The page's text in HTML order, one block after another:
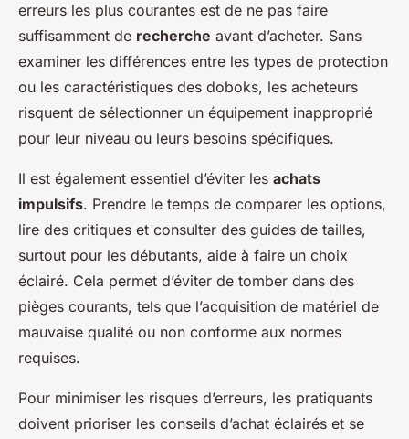
erreurs les plus courantes est de ne pas faire
suffisamment de recherche avant d’acheter. Sans
examiner les différences entre les types de protection
ou les caractéristiques des doboks, les acheteurs
risquent de sélectionner un équipement inapproprié
pour leur niveau ou leurs besoins spécifiques.
Il est également essentiel d’éviter les achats
impulsifs. Prendre le temps de comparer les options,
lire des critiques et consulter des guides de tailles,
surtout pour les débutants, aide à faire un choix
éclairé. Cela permet d’éviter de tomber dans des
pièges courants, tels que l’acquisition de matériel de
mauvaise qualité ou non conforme aux normes
requises.
Pour minimiser les risques d’erreurs, les pratiquants
doivent prioriser les conseils d’achat éclairés et se